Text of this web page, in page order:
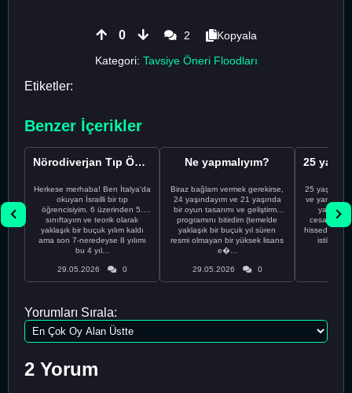
0 2
Kopyala
Kategori: Tavsiye Öneri Floodları
Etiketler:
Benzer İçerikler
Nörodiverjan Tıp Öğrencisi Yeni Bir Yol Arıyor
Herkese merhaba! Ben İtalya'da
okuyan İsrailli bir tıp
öğrencisiyim. 6 üzerinden 5.
sınıftayım ve teorik olarak
yaklaşık bir buçuk yılım kaldı
ama son 7-neredeyse 8 yılımı
bu 4 yıl...
29.05.2026 0
Ne yapmalıyım?
Biraz bağlam vermek gerekirse,
24 yaşındayım ve 21 yaşında
bir oyun tasarımı ve geliştirme
programını bitirdim (temelde
yaklaşık bir buçuk yıl süren
resmi olmayan bir yüksek lisans
e�...
29.05.2026 0
25
ve yanlış
cesaretimin
Yorumları Sırala:
2 Yorum